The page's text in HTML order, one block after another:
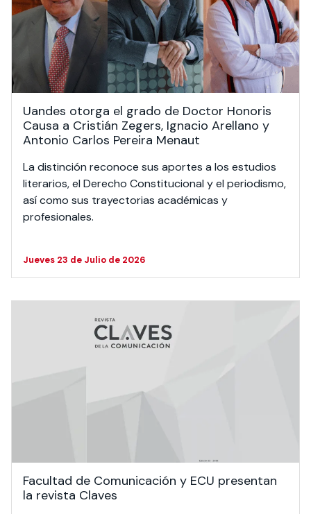
cursos
Especialidades y
estadías
Te puede
interesar:
International
students
Facultades
interesar:
2025
vinculación con la
sociedad
Extensión Cultural
Te puede interesar: Filantropía y Donaciones
intercambio
Servicios y apoyos
Te puede
Explora el campus
Noticias
Uandes otorga el grado de Doctor Honoris
Causa a Cristián Zegers, Ignacio Arellano y
Antonio Carlos Pereira Menaut
La distinción reconoce sus aportes a los estudios
literarios, el Derecho Constitucional y el periodismo,
así como sus trayectorias académicas y
profesionales.
Jueves 23 de Julio de 2026
Facultad de Comunicación y ECU presentan
la revista Claves